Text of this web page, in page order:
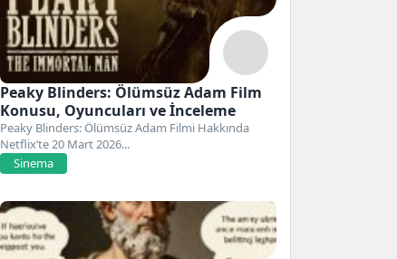
Peaky Blinders: Ölümsüz Adam Film
Konusu, Oyuncuları ve İnceleme
Peaky Blinders: Ölümsüz Adam Filmi Hakkında
Netflix’te 20 Mart 2026...
Sinema